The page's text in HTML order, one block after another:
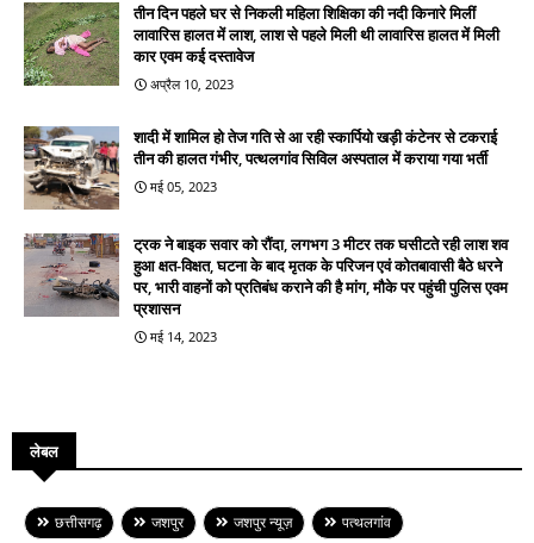
तीन दिन पहले घर से निकली महिला शिक्षिका की नदी किनारे मिलीं
लावारिस हालत में लाश, लाश से पहले मिली थी लावारिस हालत में मिली
कार एवम कई दस्तावेज
अप्रैल 10, 2023
शादी में शामिल हो तेज गति से आ रही स्कार्पियो खड़ी कंटेनर से टकराई
तीन की हालत गंभीर, पत्थलगांव सिविल अस्पताल में कराया गया भर्ती
मई 05, 2023
ट्रक ने बाइक सवार को रौंदा, लगभग 3 मीटर तक घसीटते रही लाश शव
हुआ क्षत-विक्षत, घटना के बाद मृतक के परिजन एवं कोतबावासी बैठे धरने
पर, भारी वाहनों को प्रतिबंध कराने की है मांग, मौके पर पहुंची पुलिस एवम
प्रशासन
मई 14, 2023
लेबल
छत्तीसगढ़ जशपुर जशपुर न्यूज़ पत्थलगांव